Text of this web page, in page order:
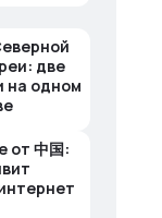
две
на одном
от 中国: